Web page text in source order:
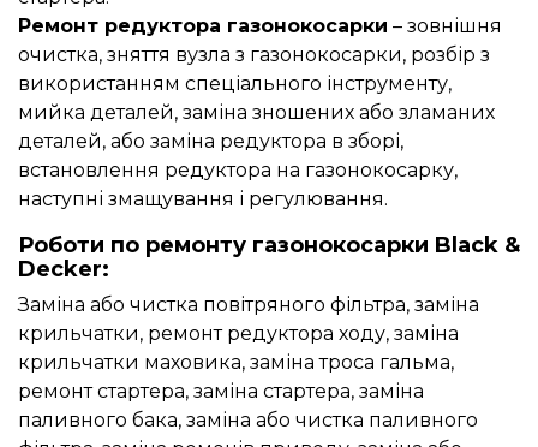
Ремонт редуктора газонокосарки – зовнішня
очистка, зняття вузла з газонокосарки, розбір з
використанням спеціального інструменту,
мийка деталей, заміна зношених або зламаних
деталей, або заміна редуктора в зборі,
встановлення редуктора на газонокосарку,
наступні змащування і регулювання.
Роботи по ремонту газонокосарки Black &
Decker:
Заміна або чистка повітряного фільтра, заміна
крильчатки, ремонт редуктора ходу, заміна
крильчатки маховика, заміна троса гальма,
ремонт стартера, заміна стартера, заміна
паливного бака, заміна або чистка паливного